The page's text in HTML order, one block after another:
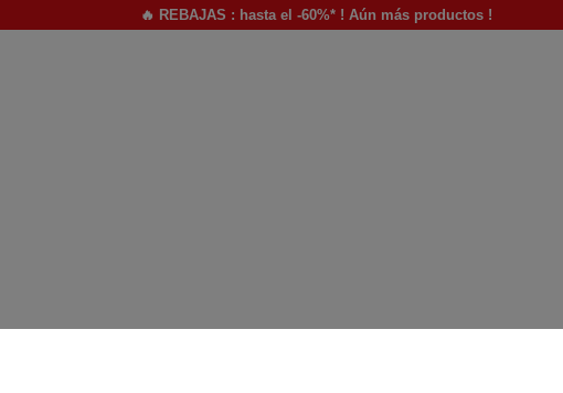
🔥 REBAJAS : hasta el -60%* ! Aún más productos !